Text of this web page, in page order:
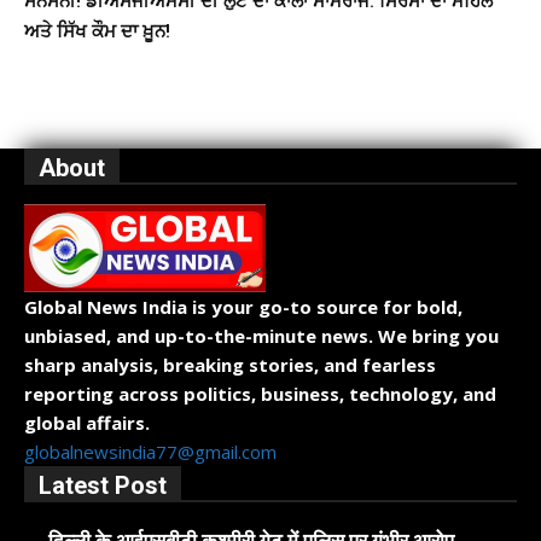
ਅਤੇ ਸਿੱਖ ਕੌਮ ਦਾ ਖ਼ੂਨ!
About
Global News India is your go-to source for bold,
unbiased, and up-to-the-minute news. We bring you
sharp analysis, breaking stories, and fearless
reporting across politics, business, technology, and
global affairs.
globalnewsindia77@gmail.com
Latest Post